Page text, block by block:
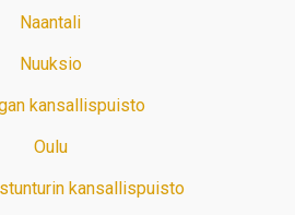
Naantali
Nuuksio
kansallispuisto
Oulu
kansallispuisto